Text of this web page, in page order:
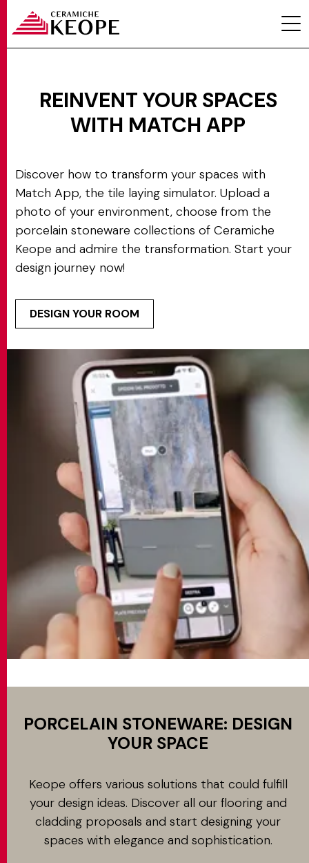
PROJECTS
MAGAZINE
MATCH APP
RESERVED AREA
REINVENT YOUR SPACES
WITH MATCH APP
Discover how to transform your spaces with
Match App, the tile laying simulator. Upload a
photo of your environment, choose from the
porcelain stoneware collections of Ceramiche
Keope and admire the transformation. Start your
design journey now!
DESIGN YOUR ROOM
PORCELAIN STONEWARE: DESIGN
YOUR SPACE
Keope offers various solutions that could fulfill
your design ideas. Discover all our flooring and
cladding proposals and start designing your
spaces with elegance and sophistication.